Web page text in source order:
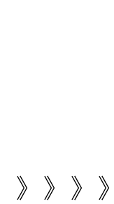
》》》